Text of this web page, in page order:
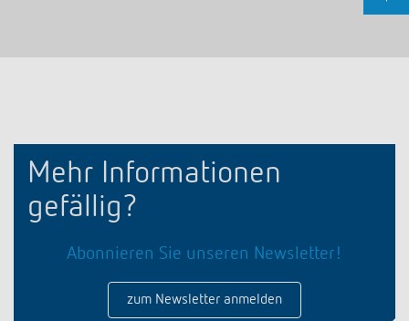
Mehr Informationen
gefällig?
Abonnieren Sie unseren Newsletter!
zum Newsletter anmelden